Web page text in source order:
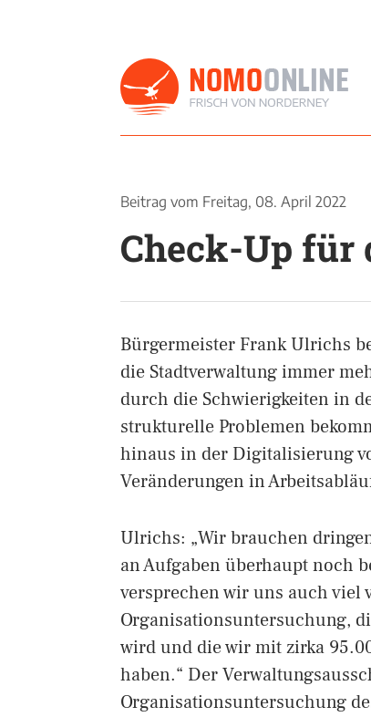
Beitrag vom Freitag, 08. April 2022
Check-Up
Bürgermeister Frank Ulrichs
die Stadtverwaltung immer
durch die Schwierigkeiten in
strukturelle Problemen
hinaus in der Digitalisierung
Veränderungen in
Ulrichs: „Wir brauchen
an Aufgaben überhaupt noch
versprechen wir uns auch viel
Organisationsuntersuchung,
wird und die wir mit zirka
haben.“ Der
Organisationsuntersuchung